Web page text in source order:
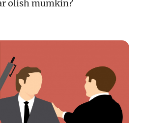
olish mumkin?